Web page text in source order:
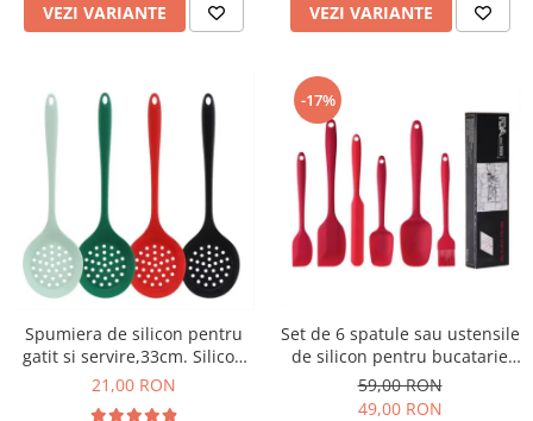
VEZI VARIANTE VEZI VARIANTE
Spumiera de silicon pentru
gatit si servire,33cm. Silicon
alimentar termorezistent
21,00 RON
-17%
Set de 6 spatule sau ustensile
de silicon pentru bucatarie
rezistente la caldura
59,00 RON
49,00 RON